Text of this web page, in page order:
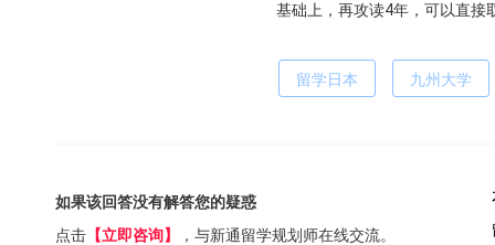
基础上，再攻读4年，可以直接
留学日本 九州大学
如果该回答没有解答您的疑惑
点击 【立即咨询】
，与新通留学规划师在线交流。